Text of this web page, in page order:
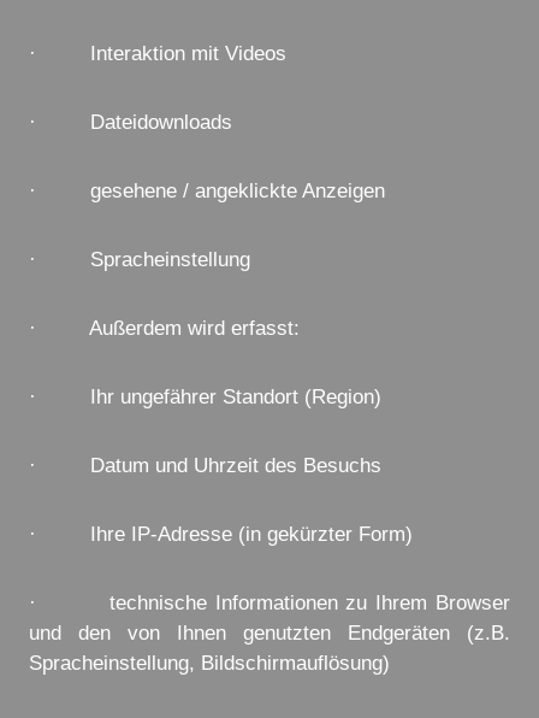
· Interaktion mit Videos
· Dateidownloads
· gesehene / angeklickte Anzeigen
· Spracheinstellung
· Außerdem wird erfasst:
· Ihr ungefährer Standort (Region)
· Datum und Uhrzeit des Besuchs
· Ihre IP-Adresse (in gekürzter Form)
· technische Informationen zu Ihrem Browser
und den von Ihnen genutzten Endgeräten (z.B.
Spracheinstellung, Bildschirmauflösung)